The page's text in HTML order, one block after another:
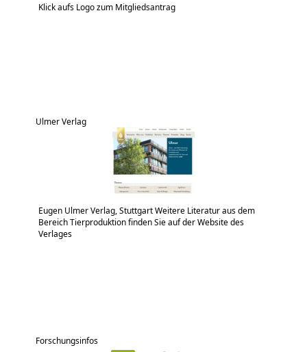
Klick aufs Logo zum Mitgliedsantrag
Ulmer Verlag
Eugen Ulmer Verlag, Stuttgart Weitere Literatur aus dem
Bereich Tierproduktion finden Sie auf der Website des
Verlages
Forschungsinfos